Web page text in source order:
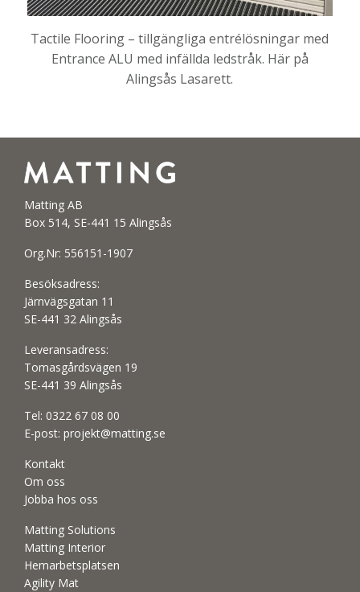
Tactile Flooring – tillgängliga entrélösningar med
Entrance ALU med infällda ledstråk. Här på
Alingsås Lasarett.
Matting AB
Box 514, SE-441 15 Alingsås
Org.Nr: 556151-1907
Besöksadress:
Järnvägsgatan 11
SE-441 32 Alingsås
Leveransadress:
Tomasgårdsvägen 19
SE-441 39 Alingsås
Tel: 0322 67 08 00
E-post: projekt@matting.se
Kontakt
Om oss
Jobba hos oss
Matting Solutions
Matting Interior
Hemarbetsplatsen
Agility Mat